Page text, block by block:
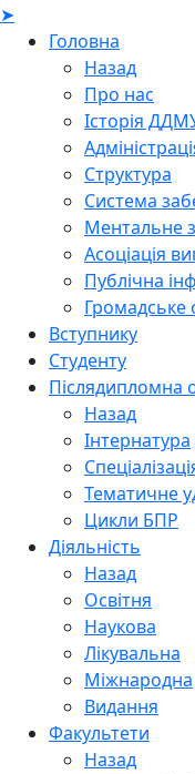
➤
Головна
Назад
Про нас
Історія
Структура
Система
Ментальне
Асоціація
Публічна
Громадське
Вступнику
Студенту
Післядипломна
Назад
Інтернатура
Тематичне
Цикли БПР
Діяльність
Назад
Освітня
Наукова
Лікувальна
Міжнародна
Видання
Факультети
Назад